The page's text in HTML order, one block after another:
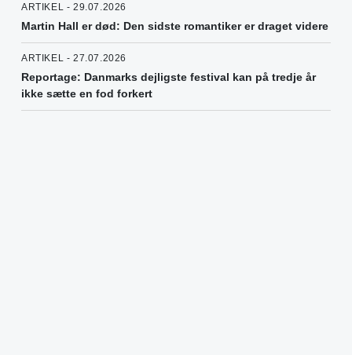
ARTIKEL - 29.07.2026
Martin Hall er død: Den sidste romantiker er draget videre
ARTIKEL - 27.07.2026
Reportage: Danmarks dejligste festival kan på tredje år
ikke sætte en fod forkert